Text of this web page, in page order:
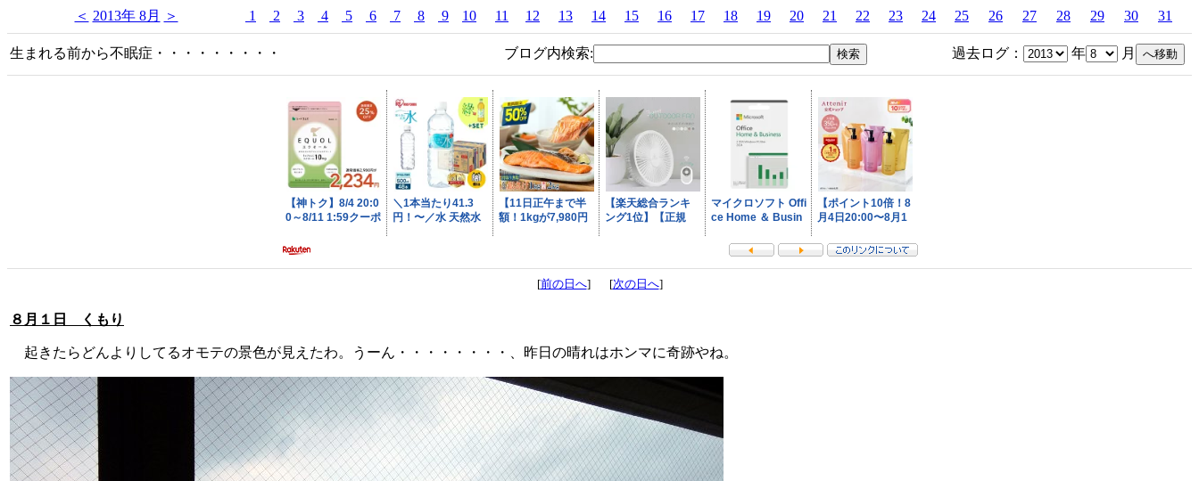
＜ 2013年 8月 ＞ 1 2 3 4 5 6 7 8 9 10 11 12 13 14 15 16 17 18 19 20 21 22 23 24 25 26 27 28 29 30 31
生まれる前から不眠症・・・・・・・・・ ブログ内検索: 過去ログ： 年 月
[前の日へ] [次の日へ]
８月１日 くもり
起きたらどんよりしてるオモテの景色が見えたわ。うーん・・・・・・・・、昨日の晴れはホンマに奇跡やね。